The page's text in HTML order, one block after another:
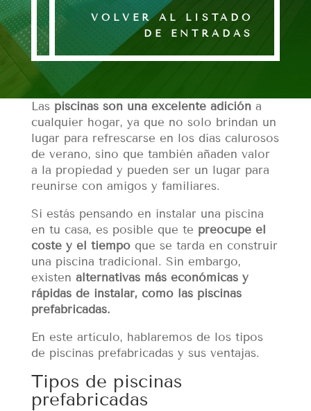
VOLVER AL LISTADO
DE ENTRADAS
Las piscinas son una excelente adicióna
cualquier hogar, ya que no solo brindan un
lugar para refrescarse en los días calurosos
de verano, sino que también añaden valor
a la propiedad y pueden ser un lugar para
reunirse con amigos y familiares.
Si estás pensando en instalar una piscina
en tu casa, es posible que te preocupe el
coste y el tiempoque se tarda en construir
una piscina tradicional. Sin embargo,
existen alternativas más económicas y
rápidas de instalar, como las piscinas
prefabricadas.
En este artículo, hablaremos de los tipos
de piscinas prefabricadas y sus ventajas.
Tipos de piscinas
prefabricadas